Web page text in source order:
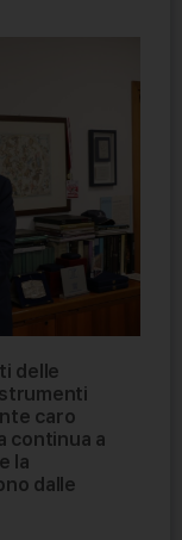
delle
caro
continua a
la
dalle